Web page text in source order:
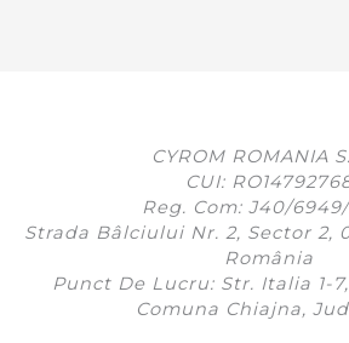
CYROM ROMANIA
CUI:
Reg. Com: J40/
Strada Bâlciului Nr. 2, Sector 2,
România
Punct De Lucru: Str. Italia 1-
Comuna Chiajna,